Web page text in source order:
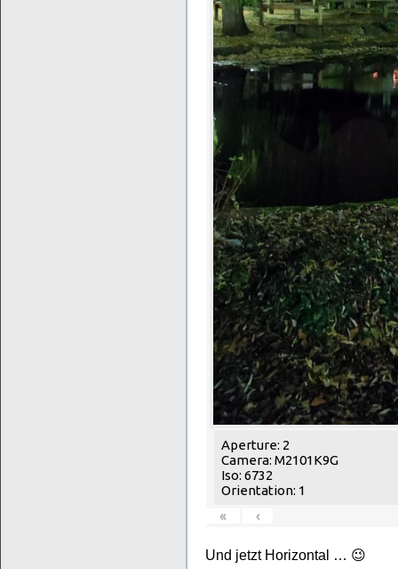
Aperture: 2
Camera: M2101K9G
Iso: 6732
Orientation: 1
«
‹
Und jetzt Horizontal … 😉